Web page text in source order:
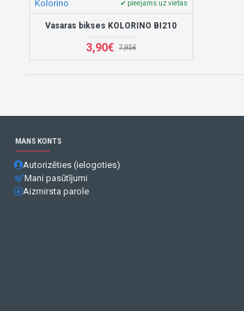
Kolorino ✔ pieejams uz vietas
Vasaras bikses KOLORINO BI210
3,90€ 7,95€
MANS KONTS
Autorizēties (ielogoties)
Mani pasūtījumi
Aizmirsta parole